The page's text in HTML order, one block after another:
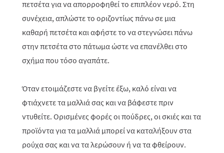
πετσέτα για να απορροφηθεί το επιπλέον νερό. Στη
συνέχεια, απλώστε το οριζοντίως πάνω σε μια
καθαρή πετσέτα και αφήστε το να στεγνώσει πάνω
στην πετσέτα στο πάτωμα ώστε να επανέλθει στο
σχήμα που τόσο αγαπάτε.
Όταν ετοιμάζεστε να βγείτε έξω, καλό είναι να
φτιάχνετε τα μαλλιά σας και να βάφεστε πριν
ντυθείτε. Ορισμένες φορές οι πούδρες, οι σκιές και τα
προϊόντα για τα μαλλιά μπορεί να καταλήξουν στα
ρούχα σας και να τα λερώσουν ή να τα φθείρουν.